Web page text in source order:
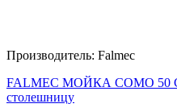
Производитель: Falmec
FALMEC МОЙКА COMO 50
столешницу